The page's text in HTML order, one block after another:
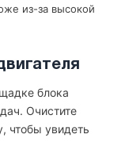
из-за высокой
блока
Очистите
чтобы увидеть